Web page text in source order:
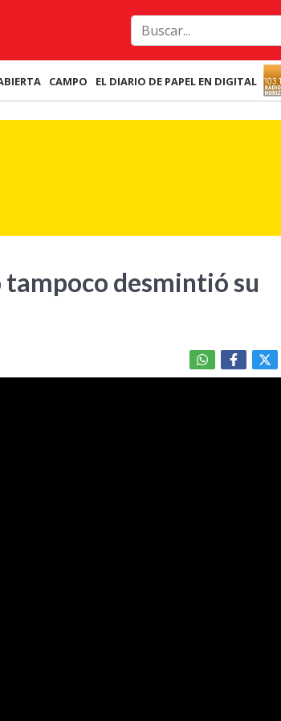
CAMPO EL DIARIO DE PAPEL EN DIGITAL
desmintió su